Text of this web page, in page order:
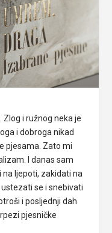
Zlog i ružnog neka je
i dobroga nikad
pjesama. Zato mi
I danas sam
ljepoti, zakidati na
se i snebivati
i posljednji dah
pjesničke